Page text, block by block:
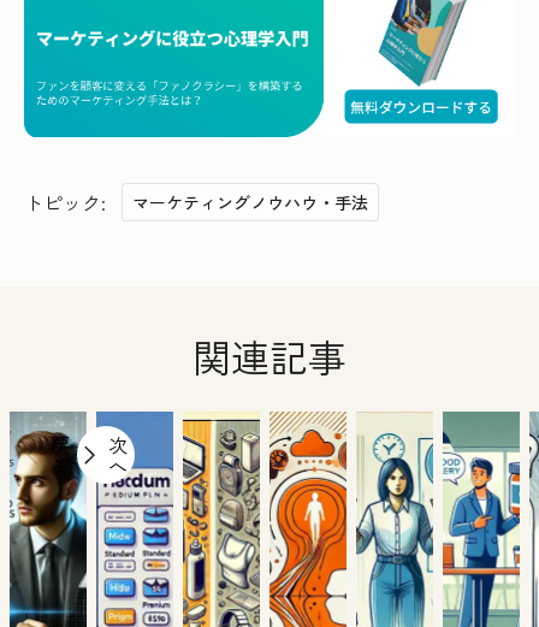
トピック: マーケティングノウハウ・手法
関連記事
戻
る
次
へ